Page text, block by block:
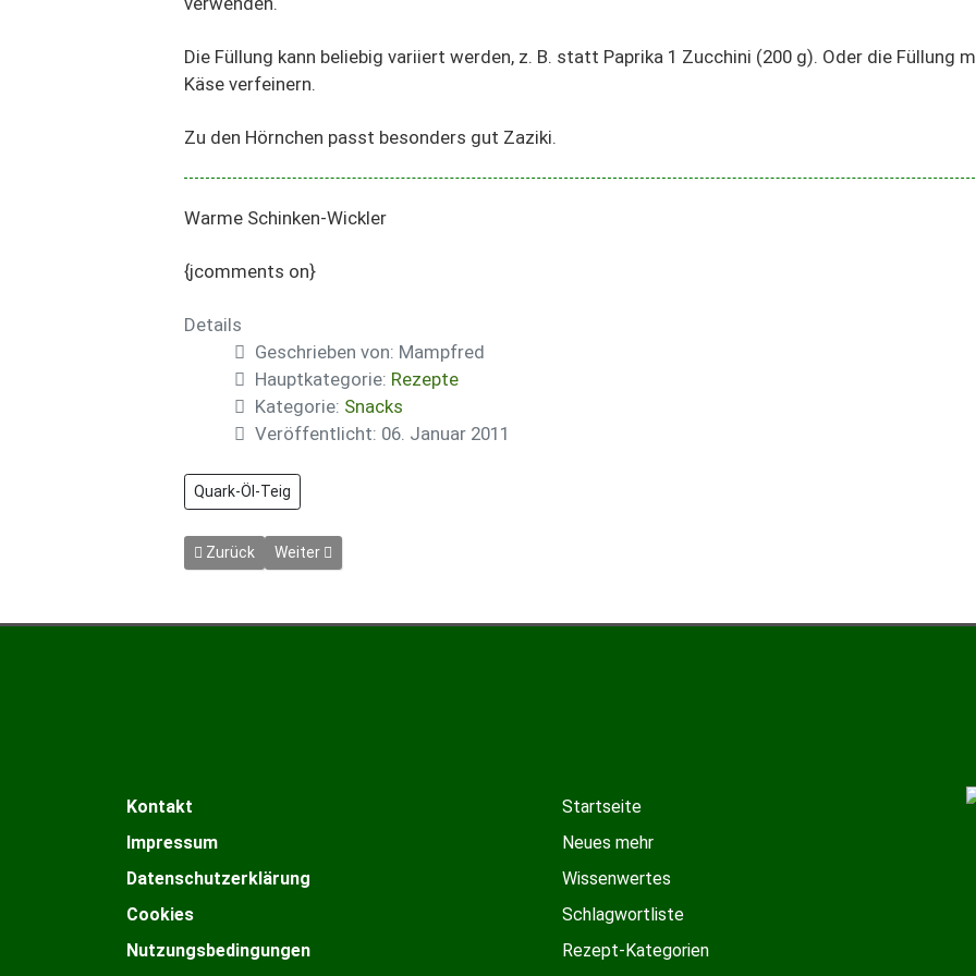
Die Füllung kann beliebig variiert werden, z. B. statt Paprika 1 Zucchini (200 g). Oder die Füllung
Käse verfeinern.
Zu den Hörnchen passt besonders gut Zaziki.
Warme Schinken-Wickler
{jcomments on}
Details
Geschrieben von: Mampfred
Hauptkategorie: Rezepte
Kategorie: Snacks
Veröffentlicht: 06. Januar 2011
Quark-Öl-Teig
Vorheriger Beitrag: Vollkornbrot mit Möhrenmargarine und Rostbeef
Zurück Nächster Beitrag: Warmer Snack mit Tomaten und Mozarella
Weiter
Kontakt
Impressum
Datenschutzerklärung
Cookies
Nutzungsbedingungen
Startseite
Neues mehr
Wissenwertes
Schlagwortliste
Rezept-Kategorien